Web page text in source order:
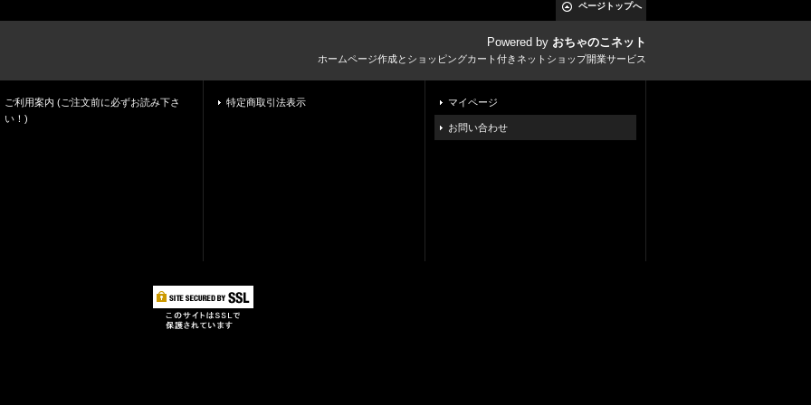
ページトップへ
Powered by おちゃのこネット
ホームページ作成とショッピングカート付きネットショップ開業サービス
ご利用案内 (ご注文前に必ずお読み下さ
い！)
特定商取引法表示 マイページ
お問い合わせ